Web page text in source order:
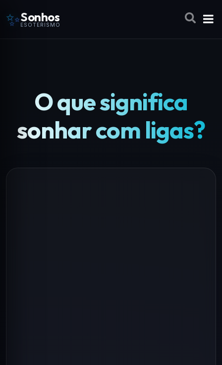
✨Sonhos
ESOTERISMO
O que significa
sonhar com ligas?